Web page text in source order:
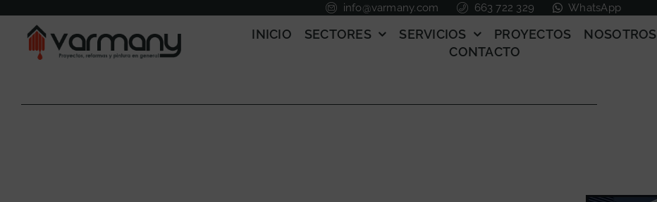
contenido
info@varmany.com 663 722 329 WhatsApp
INICIO SECTORES SERVICIOS PROYECTOS NOSOTROS
CONTACTO